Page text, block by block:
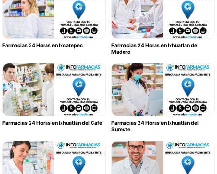
Farmacias 24 Horas en Ixcatepec
Farmacias 24 Horas en Ixhuatlán de
Madero
Farmacias 24 Horas en Ixhuatlán del Café
Farmacias 24 Horas en Ixhuatlán del
Sureste